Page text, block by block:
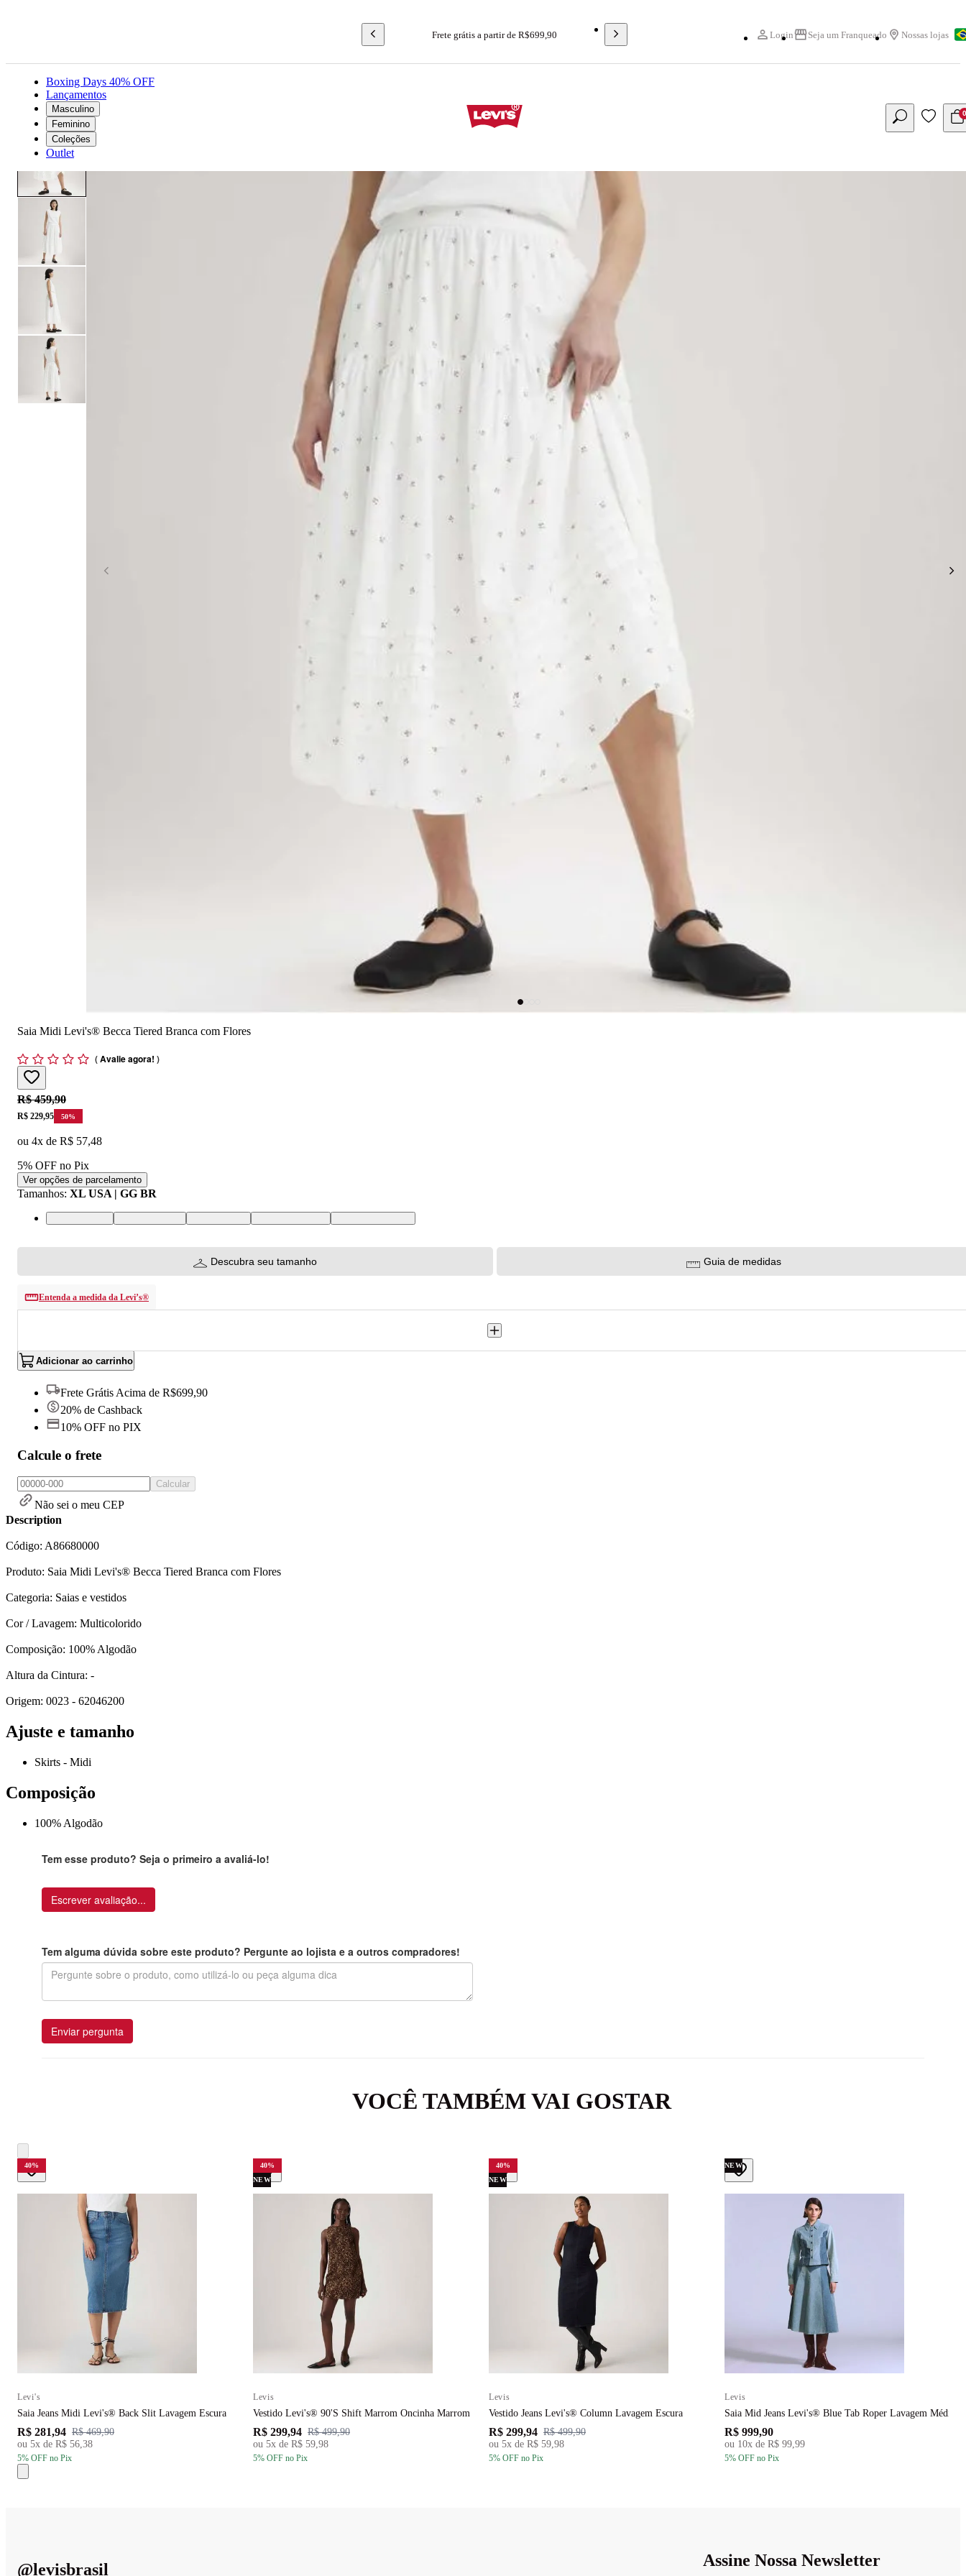
Frete grátis a partir de R$699,90 Login Seja um Franqueado Nossas lojas
Boxing Days 40% OFF
Lançamentos
Masculino
Feminino
Coleções
Outlet
0
Feminino
Saia Midi Levi's® Becca Tiered Branca com Flores
(Avalie agora! )
Original price:
R$ 459,90
Price:
R$ 229,95 50%
ou 4x de R$ 57,48
5% OFF no Pix
Ver opções de parcelamento
Tamanhos: XL USA | GG BR
L USA | G BRM USA | M BRS USA | P BRXS USA | PP BRXL USA | GG BR
Descubra seu tamanho Guia de medidas
Entenda a medida da Levi’s®
Adicionar ao carrinho
Frete Grátis Acima de R$699,90
20% de Cashback
10% OFF no PIX
Calcule o frete
Calcular
Não sei o meu CEP
Description
Código: A86680000
Produto: Saia Midi Levi's® Becca Tiered Branca com Flores
Categoria: Saias e vestidos
Cor / Lavagem: Multicolorido
Composição: 100% Algodão
Altura da Cintura: -
Origem: 0023 - 62046200
Ajuste e tamanho
Skirts - Midi
Composição
100% Algodão
Tem esse produto? Seja o primeiro a avaliá-lo!
Escrever avaliação...
Tem alguma dúvida sobre este produto? Pergunte ao lojista e a outros compradores!
Enviar pergunta
VOCÊ TAMBÉM VAI GOSTAR
40%
Levi's
Saia Jeans Midi Levi's® Back Slit Lavagem Escura
R$ 281,94 R$ 469,90
ou 5x de R$ 56,38
5% OFF no Pix
40%
NEW
Levis
Vestido Levi's® 90'S Shift Marrom Oncinha Marrom
R$ 299,94 R$ 499,90
ou 5x de R$ 59,98
5% OFF no Pix
40%
NEW
Levis
Vestido Jeans Levi's® Column Lavagem Escura
R$ 299,94 R$ 499,90
ou 5x de R$ 59,98
5% OFF no Pix
NEW
Levis
Saia Mid Jeans Levi's® Blue Tab Roper Lavagem Média
R$ 999,90
ou 10x de R$ 99,99
5% OFF no Pix
@levisbrasil
Assine Nossa Newsletter